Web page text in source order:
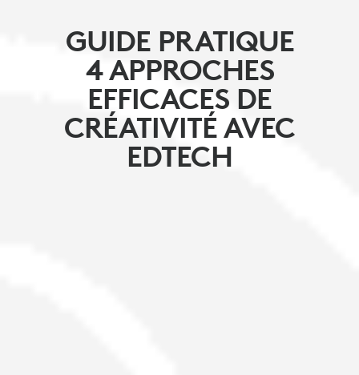
GUIDE PRATIQUE
4 APPROCHES
EFFICACES DE
CRÉATIVITÉ AVEC
EDTECH